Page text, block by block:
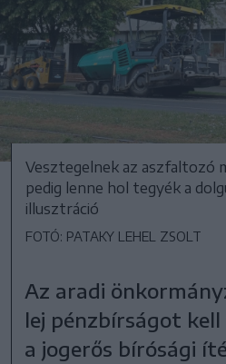
Vesztegelnek az aszfaltozó
pedig lenne hol tegyék a
illusztráció
FOTÓ: PATAKY LEHEL ZSOLT
Az aradi
lej pénzbírságot
a jogerős bírósági